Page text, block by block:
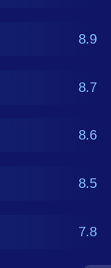
8.9
8.7
8.6
8.5
7.8